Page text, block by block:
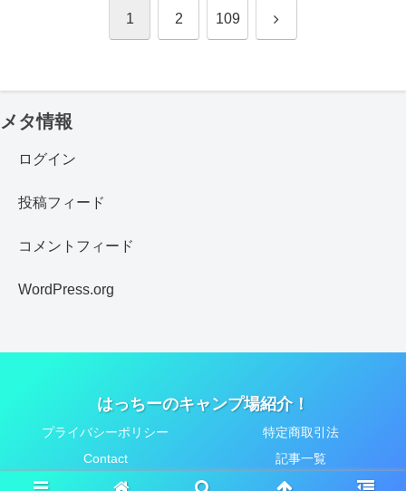
1 2 109 次
メタ情報
ログイン
投稿フィード
コメントフィード
WordPress.org
はっちーのキャンプ場紹介！
プライバシーポリシー
特定商取引法
Contact
記事一覧